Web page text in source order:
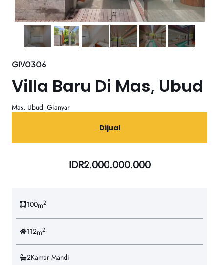
GIV0306
Villa Baru Di Mas, Ubud
Mas, Ubud, Gianyar
Dijual
IDR2.000.000.000
100m2
112m2
2Kamar Mandi